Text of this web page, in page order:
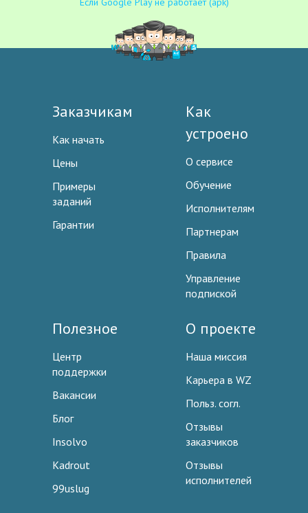
Заказчикам
Как начать
Цены
Примеры
заданий
Гарантии
Как
устроено
О сервисе
Обучение
Исполнителям
Партнерам
Правила
Управление
подпиской
Полезное
Центр
поддержки
Вакансии
Блог
Insolvo
Kadrout
99uslug
О проекте
Наша миссия
Карьера в WZ
Польз. согл.
Отзывы
заказчиков
Отзывы
исполнителей